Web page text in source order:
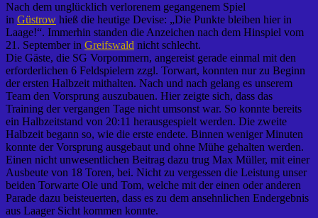
Nach dem unglücklich verlorenem gegangenem Spiel
in Güstrow hieß die heutige Devise: „Die Punkte bleiben hier in
Laage!“. Immerhin standen die Anzeichen nach dem Hinspiel vom
21. September in Greifswald nicht schlecht.
Die Gäste, die SG Vorpommern, angereist gerade einmal mit den
erforderlichen 6 Feldspielern zzgl. Torwart, konnten nur zu Beginn
der ersten Halbzeit mithalten. Nach und nach gelang es unserem
Team den Vorsprung auszubauen. Hier zeigte sich, dass das
Training der vergangen Tage nicht umsonst war. So konnte bereits
ein Halbzeitstand von 20:11 herausgespielt werden. Die zweite
Halbzeit begann so, wie die erste endete. Binnen weniger Minuten
konnte der Vorsprung ausgebaut und ohne Mühe gehalten werden.
Einen nicht unwesentlichen Beitrag dazu trug Max Müller, mit einer
Ausbeute von 18 Toren, bei. Nicht zu vergessen die Leistung unser
beiden Torwarte Ole und Tom, welche mit der einen oder anderen
Parade dazu beisteuerten, dass es zu dem ansehnlichen Endergebnis
aus Laager Sicht kommen konnte.